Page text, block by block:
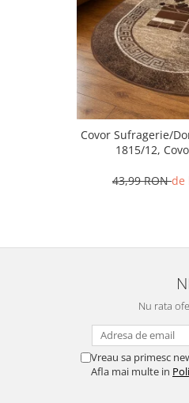
Covor Sufragerie/
1815/12,
43,99 RONde
Nu rata
Vreau sa primesc
Afla mai multe in